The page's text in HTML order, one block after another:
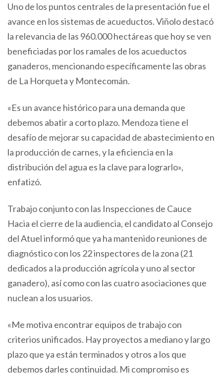
Uno de los puntos centrales de la presentación fue el
avance en los sistemas de acueductos. Viñolo destacó
la relevancia de las 960.000 hectáreas que hoy se ven
beneficiadas por los ramales de los acueductos
ganaderos, mencionando específicamente las obras
de La Horqueta y Montecomán.
«Es un avance histórico para una demanda que
debemos abatir a corto plazo. Mendoza tiene el
desafío de mejorar su capacidad de abastecimiento en
la producción de carnes, y la eficiencia en la
distribución del agua es la clave para lograrlo»,
enfatizó.
Trabajo conjunto con las Inspecciones de Cauce
Hacia el cierre de la audiencia, el candidato al Consejo
del Atuel informó que ya ha mantenido reuniones de
diagnóstico con los 22 inspectores de la zona (21
dedicados a la producción agrícola y uno al sector
ganadero), así como con las cuatro asociaciones que
nuclean a los usuarios.
«Me motiva encontrar equipos de trabajo con
criterios unificados. Hay proyectos a mediano y largo
plazo que ya están terminados y otros a los que
debemos darles continuidad. Mi compromiso es